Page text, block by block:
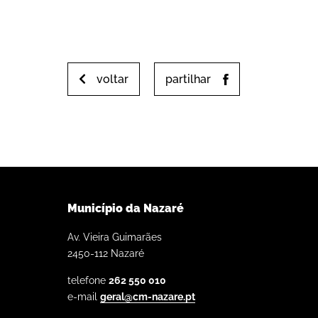
voltar partilhar
Município da Nazaré
Av. Vieira Guimarães
2450-112 Nazaré
telefone 262 550 010
e-mail geral@cm-nazare.pt